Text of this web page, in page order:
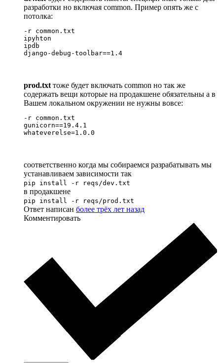
разработки но включая common. Пример опять же с
потолка:
-r common.txt
ipyhton
ipdb
django-debug-toolbar==1.4
prod.txt тоже будет включать common но так же
содержать вещи которые на продакшене обязательны а в
Вашем локальном окружении не нужны вовсе:
-r common.txt
gunicorn==19.4.1
whateverelse=1.0.0
соответственно когда мы собираемся разрабатывать мы
устанавливаем зависимости так
pip install -r reqs/dev.txt
в продакшене
pip install -r reqs/prod.txt
Ответ написан более трёх лет назад
Комментировать